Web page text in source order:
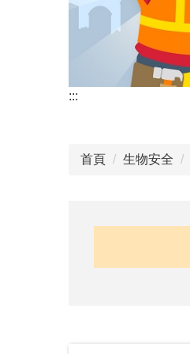
:::
首頁 生物安全